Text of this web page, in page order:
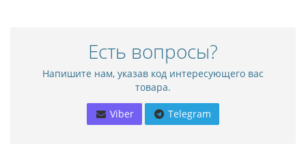
Есть вопросы?
Напишите нам, указав код интересующего вас
товара.
Viber Telegram